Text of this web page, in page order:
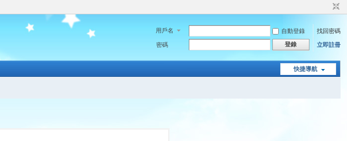
用戶名 自動登錄
找回密碼
密碼
登錄 立即註冊
快捷導航